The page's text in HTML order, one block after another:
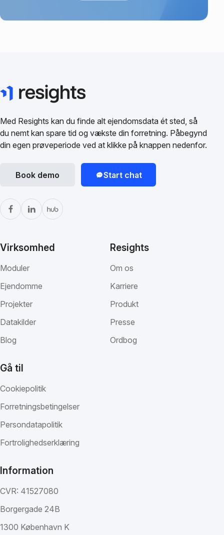
Med Resights kan du finde alt ejendomsdata ét sted, så
du nemt kan spare tid og vækste din forretning. Påbegynd
din egen prøveperiode ved at klikke på knappen nedenfor.
Book demo Start chat
Virksomhed
Moduler
Ejendomme
Projekter
Datakilder
Blog
Resights
Om os
Karriere
Produkt
Presse
Ordbog
Gå til
Cookiepolitik
Forretningsbetingelser
Persondatapolitik
Fortrolighedserklæring
Information
CVR: 41527080
Borgergade 24B
1300 København K